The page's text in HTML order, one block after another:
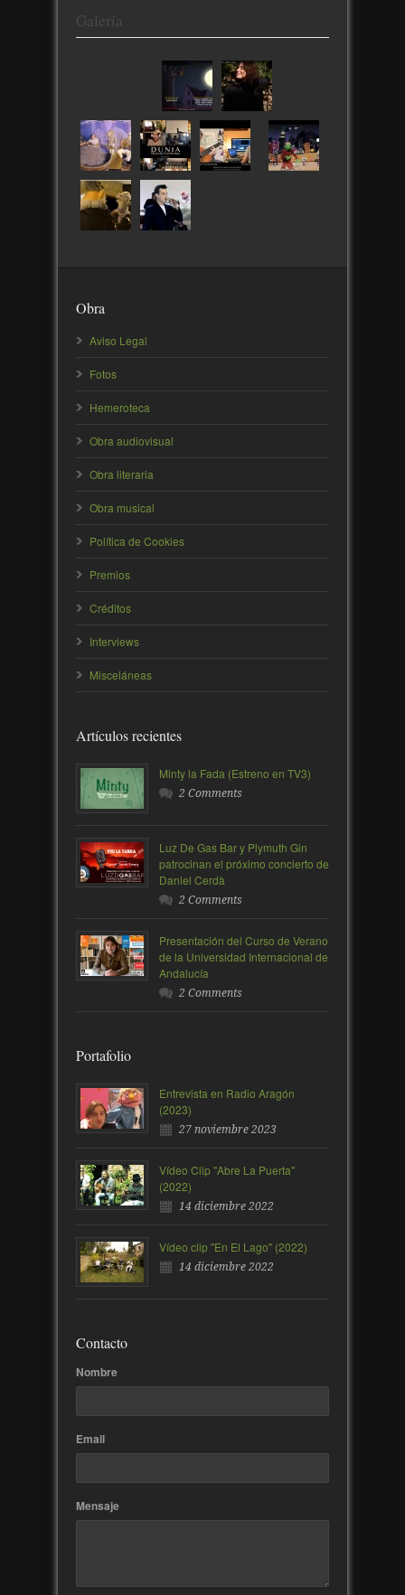
Galería
Obra
Aviso Legal
Fotos
Hemeroteca
Obra audiovisual
Obra literaria
Obra musical
Política de Cookies
Premios
Créditos
Interviews
Misceláneas
Artículos recientes
Minty la Fada (Estreno en TV3)
2 Comments
Luz De Gas Bar y Plymuth Gin
patrocinan el próximo concierto de
Daniel Cerdà
2 Comments
Presentación del Curso de Verano
de la Universidad Internacional de
Andalucía
2 Comments
Portafolio
Entrevista en Radio Aragón
(2023)
27 noviembre 2023
Vídeo Clip "Abre La Puerta"
(2022)
14 diciembre 2022
Vídeo clip "En El Lago" (2022)
14 diciembre 2022
Contacto
Nombre
Email
Mensaje